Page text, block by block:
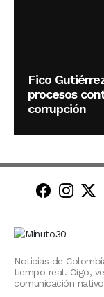
Fico
procesos
corrupción
Noticias de
tiempo real. Oigo,
comunicación